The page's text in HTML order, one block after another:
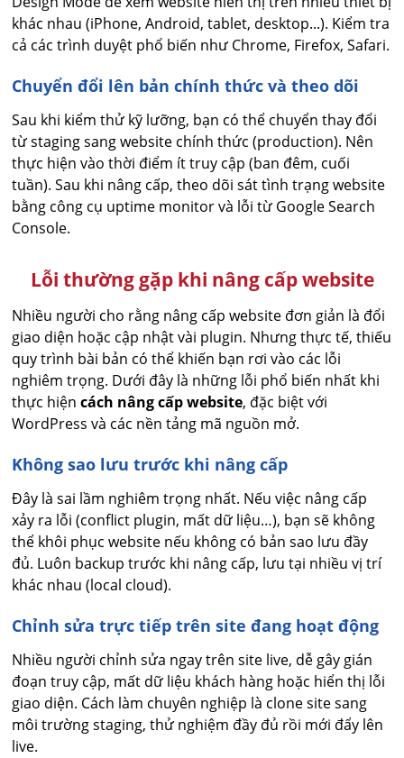
khác nhau (iPhone, Android, tablet, desktop...). Kiểm tra
cả các trình duyệt phổ biến như Chrome, Firefox, Safari.
Chuyển đổi lên bản chính thức và theo dõi
Sau khi kiểm thử kỹ lưỡng, bạn có thể chuyển thay đổi
từ staging sang website chính thức (production). Nên
thực hiện vào thời điểm ít truy cập (ban đêm, cuối
tuần). Sau khi nâng cấp, theo dõi sát tình trạng website
bằng công cụ uptime monitor và lỗi từ Google Search
Console.
Lỗi thường gặp khi nâng cấp website
Nhiều người cho rằng nâng cấp website đơn giản là đổi
giao diện hoặc cập nhật vài plugin. Nhưng thực tế, thiếu
quy trình bài bản có thể khiến bạn rơi vào các lỗi
nghiêm trọng. Dưới đây là những lỗi phổ biến nhất khi
thực hiệncách nâng cấp website, đặc biệt với
WordPress và các nền tảng mã nguồn mở.
Không sao lưu trước khi nâng cấp
Đây là sai lầm nghiêm trọng nhất. Nếu việc nâng cấp
xảy ra lỗi (conflict plugin, mất dữ liệu…), bạn sẽ không
thể khôi phục website nếu không có bản sao lưu đầy
đủ. Luôn backup trước khi nâng cấp, lưu tại nhiều vị trí
khác nhau (local cloud).
Chỉnh sửa trực tiếp trên site đang hoạt động
Nhiều người chỉnh sửa ngay trên site live, dễ gây gián
đoạn truy cập, mất dữ liệu khách hàng hoặc hiển thị lỗi
giao diện. Cách làm chuyên nghiệp là clone site sang
môi trường staging, thử nghiệm đầy đủ rồi mới đẩy lên
live.